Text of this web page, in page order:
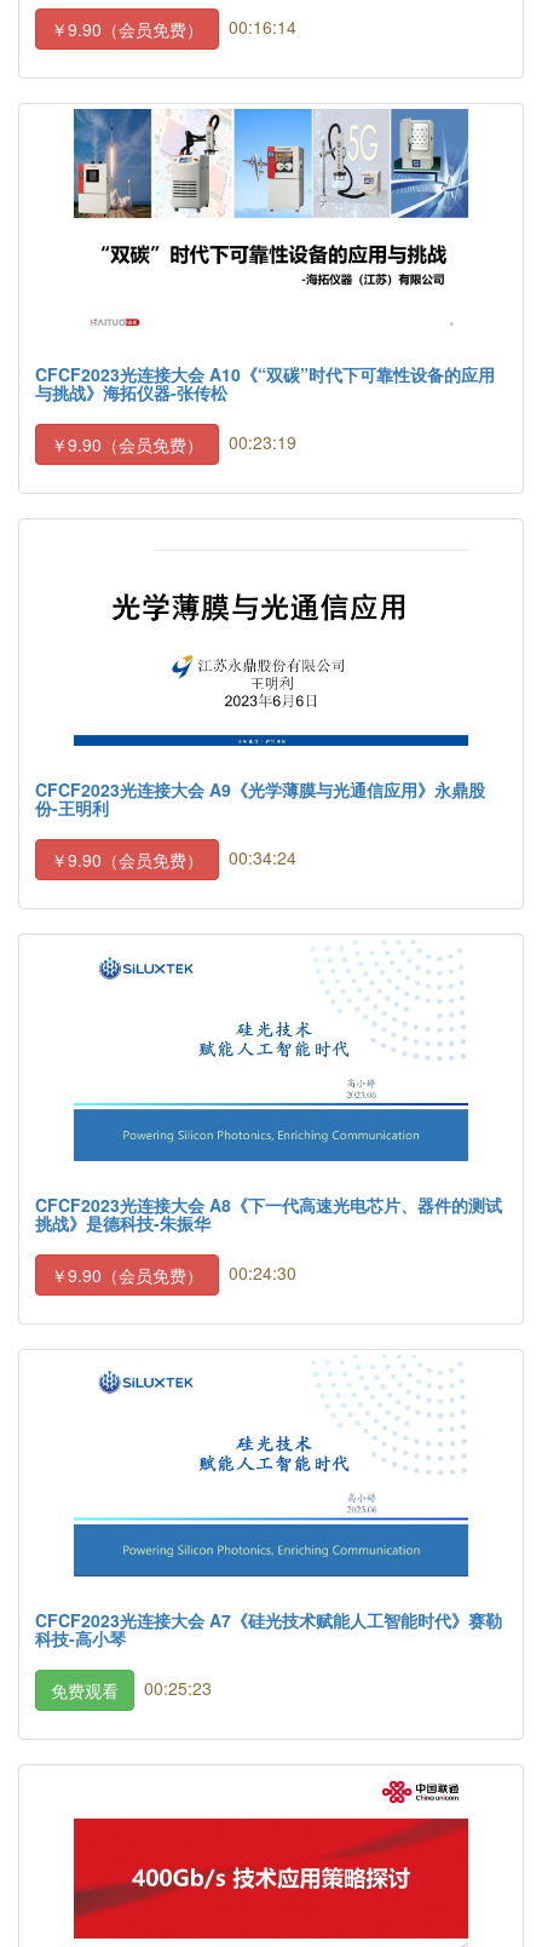
￥9.90（会员免费） 00:16:14
CFCF2023光连接大会 A10《“双碳”时代下可靠性设备的应用
与挑战》海拓仪器-张传松
￥9.90（会员免费） 00:23:19
CFCF2023光连接大会 A9《光学薄膜与光通信应用》永鼎股
份-王明利
￥9.90（会员免费） 00:34:24
CFCF2023光连接大会 A8《下一代高速光电芯片、器件的测试
挑战》是德科技-朱振华
￥9.90（会员免费） 00:24:30
CFCF2023光连接大会 A7《硅光技术赋能人工智能时代》赛勒
科技-高小琴
免费观看 00:25:23